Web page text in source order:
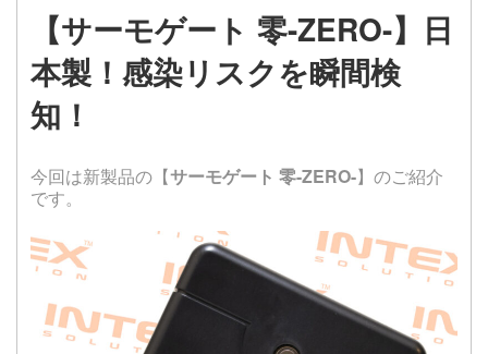
【サーモゲート 零-ZERO-】日
本製！感染リスクを瞬間検
知！
今回は新製品の【サーモゲート 零-ZERO-】のご紹介
です。